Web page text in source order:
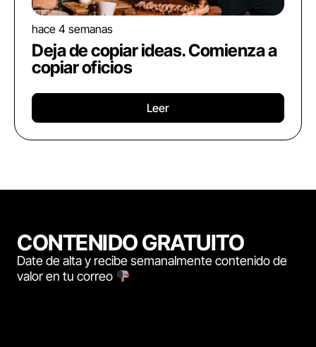
hace 4 semanas
Deja de copiar ideas. Comienza a
copiar oficios
Leer
CONTENIDO GRATUITO
Date de alta y recibe semanalmente contenido de
valor en tu correo